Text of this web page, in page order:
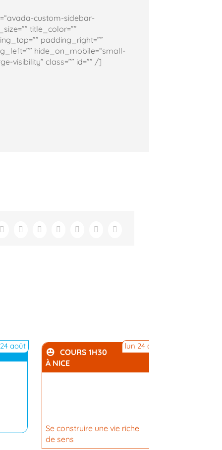
custom-sidebar-
title_color=””
padding_right=””
hide_on_mobile=“small-
visibility” class=”” id=”” /]
août
COURS 1H30
À NICE
lun 24 août
Se construire une vie riche
de sens